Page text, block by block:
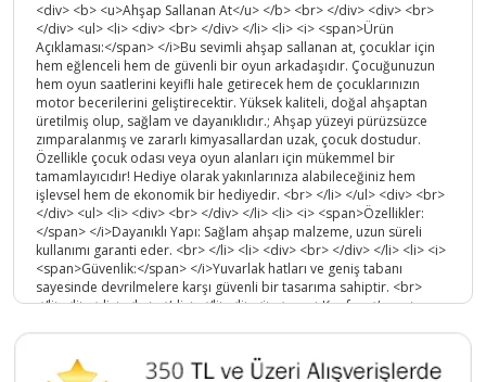
<div> <b> <u>Ahşap Sallanan At</u> </b> <br> </div> <div> <br>
</div> <ul> <li> <div> <br> </div> </li> <li> <i> <span>Ürün
Açıklaması:</span> </i>Bu sevimli ahşap sallanan at, çocuklar için
hem eğlenceli hem de güvenli bir oyun arkadaşıdır. Çocuğunuzun
hem oyun saatlerini keyifli hale getirecek hem de çocuklarınızın
motor becerilerini geliştirecektir. Yüksek kaliteli, doğal ahşaptan
üretilmiş olup, sağlam ve dayanıklıdır.; Ahşap yüzeyi pürüzsüzce
zımparalanmış ve zararlı kimyasallardan uzak, çocuk dostudur.
Özellikle çocuk odası veya oyun alanları için mükemmel bir
tamamlayıcıdır! Hediye olarak yakınlarınıza alabileceğiniz hem
işlevsel hem de ekonomik bir hediyedir. <br> </li> </ul> <div> <br>
</div> <ul> <li> <div> <br> </div> </li> <li> <i> <span>Özellikler:
</span> </i>Dayanıklı Yapı: Sağlam ahşap malzeme, uzun süreli
kullanımı garanti eder. <br> </li> <li> <div> <br> </div> </li> <li> <i>
<span>Güvenlik:</span> </i>Yuvarlak hatları ve geniş tabanı
sayesinde devrilmelere karşı güvenli bir tasarıma sahiptir. <br>
</li> <li> <div> <br> </div> </li> <li> <i> <span>Konfor:</span>
<br> </div> </li> <li> <i> <span>Eğlenceli Tasarım:</span>&nbsp;